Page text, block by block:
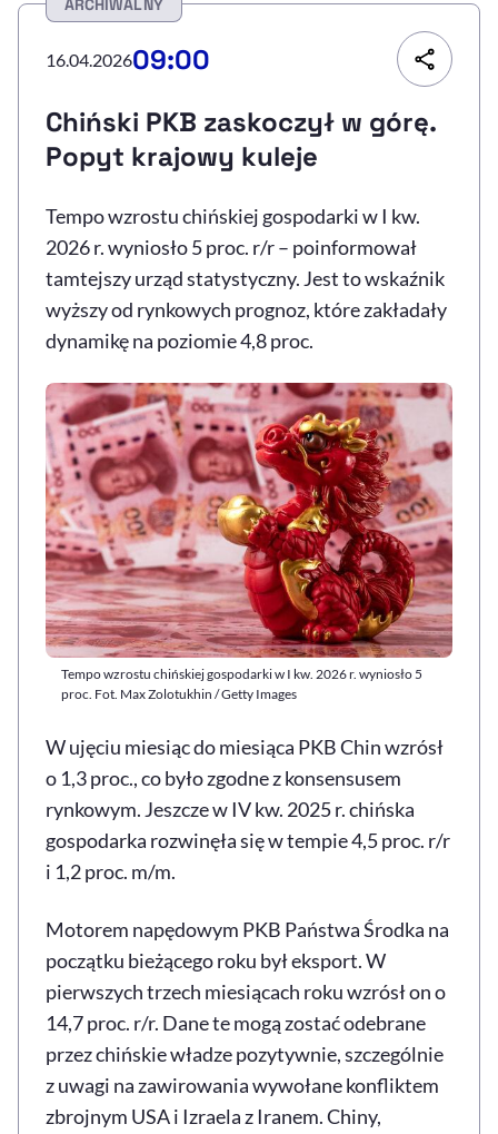
Sprawdź, jak i dlaczego zwiększamy dostępność , otwiera się w nowym
Deklaracja dostępności, otwiera się w nowym oknie
Zgłoś problem
, otwiera się w
ARCHIWALNY
16.04.202609:00
Chiński PKB zaskoczył w górę.
Popyt krajowy kuleje
Tempo wzrostu chińskiej gospodarki w I kw.
2026 r. wyniosło 5 proc. r/r – poinformował
tamtejszy urząd statystyczny. Jest to wskaźnik
wyższy od rynkowych prognoz, które zakładały
dynamikę na poziomie 4,8 proc.
Tempo wzrostu chińskiej gospodarki w I kw. 2026 r. wyniosło 5
proc. Fot. Max Zolotukhin / Getty Images
W ujęciu miesiąc do miesiąca PKB Chin wzrósł
o 1,3 proc., co było zgodne z konsensusem
rynkowym. Jeszcze w IV kw. 2025 r. chińska
gospodarka rozwinęła się w tempie 4,5 proc. r/r
i 1,2 proc. m/m.
Motorem napędowym PKB Państwa Środka na
początku bieżącego roku był eksport. W
pierwszych trzech miesiącach roku wzrósł on o
14,7 proc. r/r. Dane te mogą zostać odebrane
przez chińskie władze pozytywnie, szczególnie
z uwagi na zawirowania wywołane konfliktem
zbrojnym USA i Izraela z Iranem. Chiny,